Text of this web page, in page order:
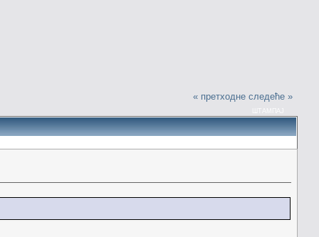
« претходне следеће »